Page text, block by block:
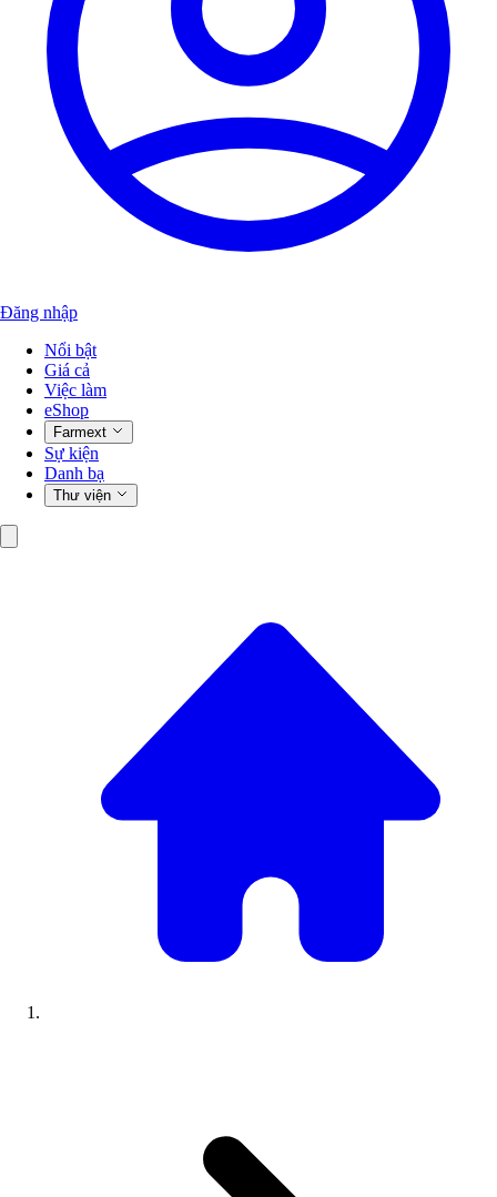
Đăng nhập
Nổi bật
Giá cả
Việc làm
eShop
Farmext
Sự kiện
Danh bạ
Thư viện